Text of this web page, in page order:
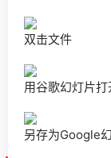
双击文件
用谷歌幻灯片
另存为Google